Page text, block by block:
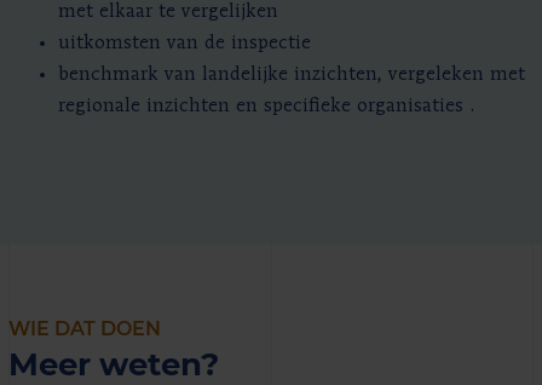
met elkaar te vergelijken
uitkomsten van de inspectie
benchmark van landelijke inzichten, vergeleken met
regionale inzichten en specifieke organisaties .
WIE DAT DOEN
Meer weten?